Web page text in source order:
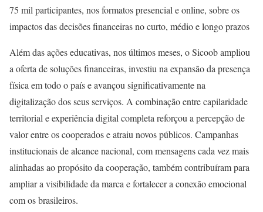
75 mil participantes, nos formatos presencial e online, sobre os
impactos das decisões financeiras no curto, médio e longo prazos
Além das ações educativas, nos últimos meses, o Sicoob ampliou
a oferta de soluções financeiras, investiu na expansão da presença
física em todo o país e avançou significativamente na
digitalização dos seus serviços. A combinação entre capilaridade
territorial e experiência digital completa reforçou a percepção de
valor entre os cooperados e atraiu novos públicos. Campanhas
institucionais de alcance nacional, com mensagens cada vez mais
alinhadas ao propósito da cooperação, também contribuíram para
ampliar a visibilidade da marca e fortalecer a conexão emocional
com os brasileiros.